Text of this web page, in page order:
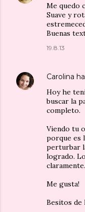
Me quedo
Suave y
Buenas
19.8.13
Carolina
Hoy he
buscar la
completo.
Viendo tu
porque es
perturbar
logrado.
claramente.
Me gusta!
Besitos de